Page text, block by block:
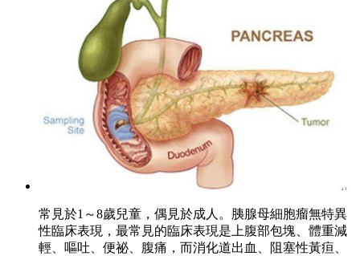
常見於1～8歲兒童，偶見於成人。胰腺母細胞瘤無特異
性臨床表現，最常見的臨床表現是上腹部包塊、體重減
輕、嘔吐、便祕、腹痛，而消化道出血、阻塞性黃疸、